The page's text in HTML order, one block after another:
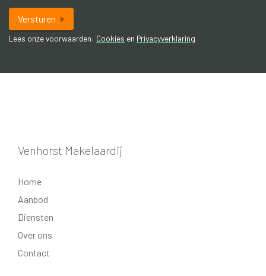
Versturen
Lees onze voorwaarden: Cookies en Privacyverklaring
Venhorst Makelaardij
Home
Aanbod
Diensten
Over ons
Contact